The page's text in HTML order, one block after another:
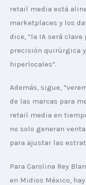
retail media está
marketplaces y los
dice, “la IA será
precisión quirúrgica
hiperlocales”.
Además, sigue,
de las marcas para
retail media en
no solo generan
para ajustar las
Para Carolina Rey
en Midios México,